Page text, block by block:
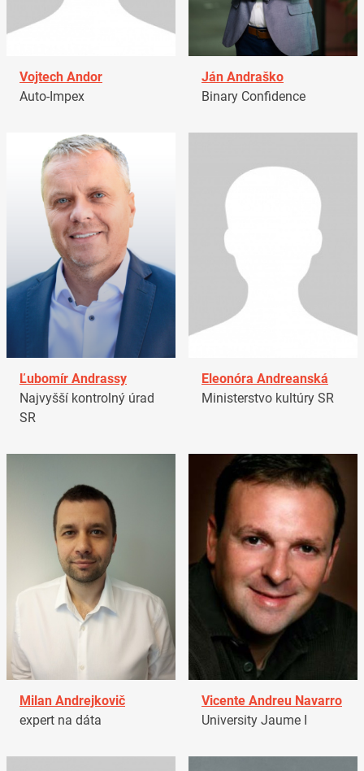
Vojtech Andor
Auto-Impex
Ján Andraško
Binary Confidence
Ľubomír Andrassy
Najvyšší kontrolný úrad
SR
Eleonóra Andreanská
Ministerstvo kultúry SR
Milan Andrejkovič
expert na dáta
Vicente Andreu Navarro
University Jaume I